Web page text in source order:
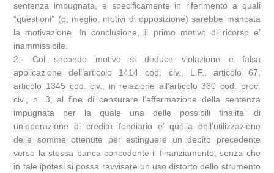
sentenza impugnata, e specificamente in riferimento a quali
“questioni” (o, meglio, motivi di opposizione) sarebbe mancata
la motivazione. In conclusione, il primo motivo di ricorso e’
inammissibile.
2.- Col secondo motivo si deduce violazione e falsa
applicazione dell’articolo 1414 cod. civ., L.F., articolo 67,
articolo 1345 cod. civ., in relazione all’articolo 360 cod. proc.
civ., n. 3, al fine di censurare l’affermazione della sentenza
impugnata per la quale una delle possibili finalita’ di
un’operazione di credito fondiario e’ quella dell’utilizzazione
delle somme ottenute per estinguere un debito precedente
verso la stessa banca concedente il finanziamento, senza che
in tale ipotesi si possa ravvisare un uso distorto dello strumento